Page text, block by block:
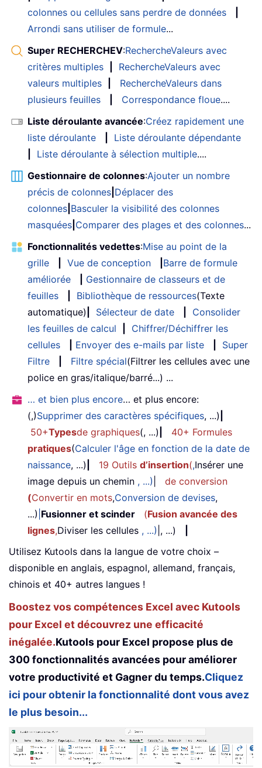
colonnes ou cellules sans perdre de données
Arrondi sans utiliser de formule...
Super RECHERCHEV:RechercheValeurs avec
critères multiples
RechercheValeurs avec
valeurs multiples
RechercheValeurs dans
plusieurs feuilles
Correspondance floue....
Liste déroulante avancée:Créez rapidement une
liste déroulante
Liste déroulante dépendante
Liste déroulante à sélection multiple....
Gestionnaire de colonnes:Ajouter un nombre
précis de colonnes Déplacer des
colonnes Basculer la visibilité des colonnes
masquées Comparer des plages et des colonnes...
Fonctionnalités vedettes:Mise au point de la
grille
Vue de conception
Barre de formule
améliorée
Gestionnaire de classeurs et de
feuilles
Bibliothèque de ressources(Texte
automatique)
Sélecteur de date
Consolider
les feuilles de calcul
Chiffrer/Déchiffrer les
cellules
Envoyer des e-mails par liste
Super
Filtre
Filtre spécial(Filtrer les cellules avec une
police en gras/italique/barré...) ...
… et bien plus encore… et plus encore:
(,)Supprimer des caractères spécifiques, ...)
50+Typesde graphiques(, ...)
40+ Formules
pratiques(Calculer l'âge en fonction de la date de
naissance, ...) 19 Outils d’insertion(,Insérer une
image depuis un chemin , ...)
de conversion
(Convertir en mots,Conversion de devises,
...) Fusionner et scinder (Fusion avancée des
lignes,Diviser les cellules , ...) |, ...)
Utilisez Kutools dans la langue de votre choix –
disponible en anglais, espagnol, allemand, français,
chinois et 40+ autres langues !
Boostez vos compétences Excel avec Kutools
pour Excel et découvrez une efficacité
inégalée.Kutools pour Excel propose plus de
300 fonctionnalités avancées pour améliorer
votre productivité et Gagner du temps.Cliquez
ici pour obtenir la fonctionnalité dont vous avez
le plus besoin...